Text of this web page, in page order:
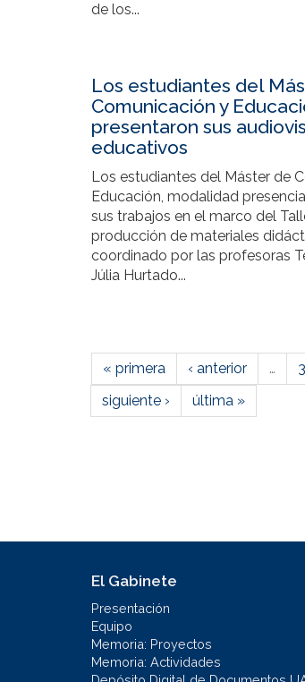
de los...
Los estudiantes del
Comunicación y
presentaron sus
educativos
Los estudiantes del Máster de
Educación, modalidad
sus trabajos en el marco del
producción de materiales
coordinado por las profesoras
Júlia Hurtado...
« primera ‹ anterior …
siguiente ›
última »
El Gabinete
Presentación
Equipo
Memoria: Proyectos
Memoria: Actividades